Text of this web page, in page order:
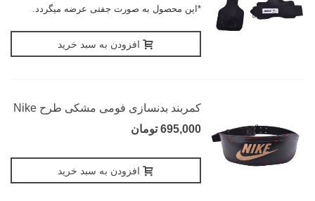
*این محصول به صورت جفتی عرضه میگردد.
افزودن به سبد خرید
کمربند بدنسازی فومی مشکی طرح Nike
695,000 تومان
افزودن به سبد خرید